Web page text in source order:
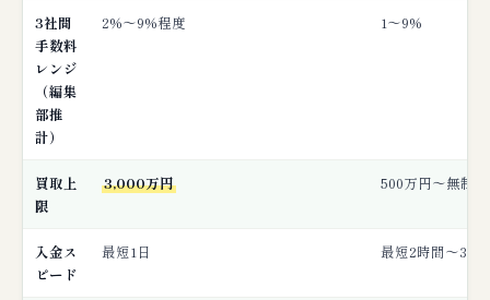
3社間
手数料
レンジ
（編集
部推
計）
2%〜9%程度 1〜9%
買取上
限
3,000万円 500万円〜無制限
入金ス
ピード
最短1日 最短2時間〜3営